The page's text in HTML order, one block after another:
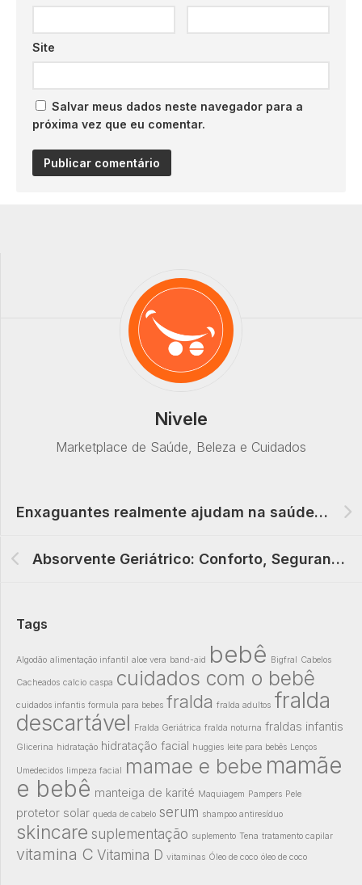
Site
Salvar meus dados neste navegador para a
próxima vez que eu comentar.
Nivele
Marketplace de Saúde, Beleza e Cuidados
Enxaguantes realmente ajudam na saúde bucal?
Absorvente Geriátrico: Conforto, Segurança e Dignidade para Idosos
Tags
Algodão alimentação infantil aloe vera band-aid bebê Bigfral Cabelos
Cacheados calcio caspa cuidados com o bebê
cuidados infantis formula para bebes fralda fralda adultos fralda
descartável
Fralda Geriátrica fralda noturna fraldas infantis
Glicerina hidratação hidratação facial huggies leite para bebês Lenços
Umedecidos limpeza facial mamae e bebe mamãe
e bebê manteiga de karité Maquiagem Pampers Pele
protetor solar queda de cabelo serum shampoo antiresíduo
skincare suplementação suplemento Tena tratamento capilar
vitamina C Vitamina D vitaminas Óleo de coco óleo de coco